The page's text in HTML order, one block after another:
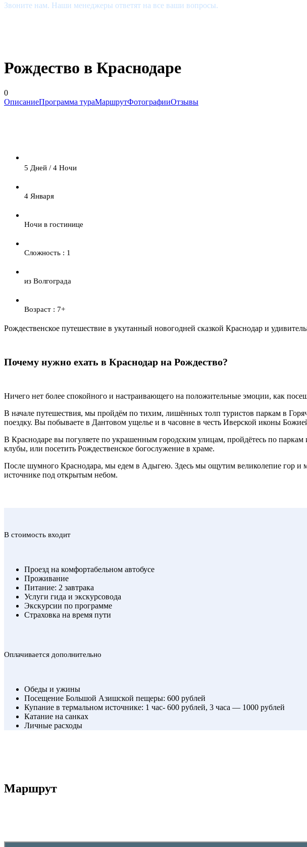
Звоните нам. Наши менеджеры ответят на все ваши вопросы.
Рождество в Краснодаре
0
ОписаниеПрограмма тураМаршрутФотографииОтзывы
5 Дней / 4 Ночи
4 Января
Ночи в гостинице
Сложность : 1
из Волгограда
Возраст : 7+
Рождественское путешествие в укутанный новогодней сказкой Краснодар и
Почему нужно ехать в Краснодар на Рождество?
Ничего нет более спокойного и настраивающего на положительные эмоции, как
В начале путешествия, мы пройдём по тихим, лишённых толп туристов паркам в
поездку. Вы побываете в Дантовом ущелье и в часовне в честь Иверской иконы
В Краснодаре вы погуляете по украшенным городским улицам, пройдётесь по паркам
клубы, или посетить Рождественское богослужение в храме.
После шумного Краснодара, мы едем в Адыгею. Здесь мы ощутим великолепие гор и
источнике под открытым небом.
В стоимость входит
Проезд на комфортабельном автобусе
Проживание
Питание: 2 завтрака
Услуги гида и экскурсовода
Экскурсии по программе
Страховка на время пути
Оплачивается дополнительно
Обеды и ужины
Посещение Большой Азишской пещеры: 600 рублей
Купание в термальном источнике: 1 час- 600 рублей, 3 часа — 1000 рублей
Катание на санках
Личные расходы
Маршрут